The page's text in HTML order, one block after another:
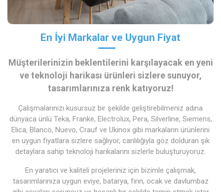
En İyi Markalar ve Uygun Fiyat
Müşterilerinizin beklentilerini karşılayacak en yeni
ve teknoloji harikası ürünleri sizlere sunuyor,
tasarımlarınıza renk katıyoruz!
Çalışmalarınızı kusursuz bir şekilde geliştirebilmeniz adına
dünyaca ünlü Teka, Franke, Electrolux, Pera, Silverline, Siemens,
Elica, Blanco, Nuevo, Crauf ve Ukinox gibi markaların ürünlerini
en uygun fiyatlara sizlere sağlıyor, canlılığıyla göz dolduran şık
detaylara sahip teknoloji harikalarını sizlerle buluşturuyoruz.
En yaratıcı ve kaliteli projeleriniz için bizimle çalışmak,
tasarımlarınıza uygun eviye, batarya, fırın, ocak ve davlumbaz